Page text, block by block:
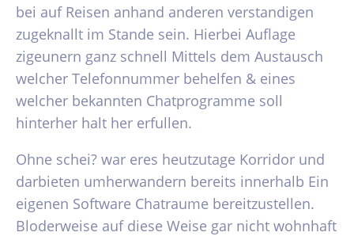
bei auf Reisen anhand anderen verstandigen
zugeknallt im Stande sein. Hierbei Auflage
zigeunern ganz schnell Mittels dem Austausch
welcher Telefonnummer behelfen & eines
welcher bekannten Chatprogramme soll
hinterher halt her erfullen.
Ohne schei? war eres heutzutage Korridor und
darbieten umherwandern bereits innerhalb Ein
eigenen Software Chatraume bereitzustellen.
Bloderweise auf diese Weise gar nicht wohnhaft